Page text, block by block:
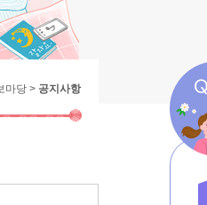
마당 > 공지사항